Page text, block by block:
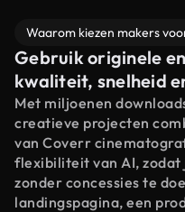
Waarom kiezen makers
Gebruik originele
kwaliteit, snelheid
Met miljoenen
creatieve projecten
van Coverr
flexibiliteit van AI, zodat
zonder concessies te
landingspagina, een